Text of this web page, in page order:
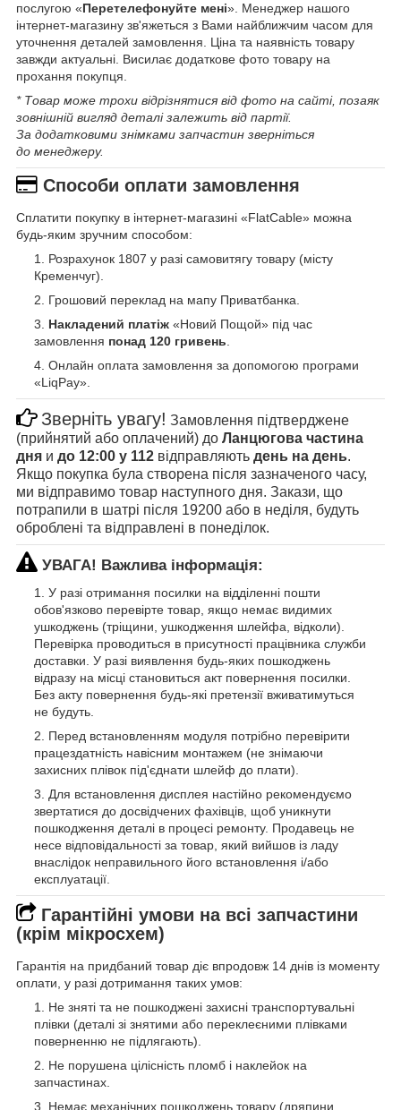
послугою «Перетелефонуйте мені». Менеджер нашого
інтернет-магазину зв'яжеться з Вами найближчим часом для
уточнення деталей замовлення. Ціна та наявність товару
завжди актуальні. Висилає додаткове фото товару на
прохання покупця.
* Товар може трохи відрізнятися від фото на сайті, позаяк
зовнішній вигляд деталі залежить від партії.
За додатковими знімками запчастин зверніться
до менеджеру.
Способи оплати замовлення
Сплатити покупку в інтернет-магазині «FlatCable» можна
будь-яким зручним способом:
Розрахунок 1807 у разі самовитягу товару (місту
Кременчуг).
Грошовий переклад на мапу Приватбанка.
Накладений платіж «Новий Пощой» під час
замовлення понад 120 гривень
Онлайн оплата замовлення за допомогою програми
«LiqPay».
Зверніть увагу! Замовлення підтверджене
(прийнятий або оплачений) до Ланцюгова частина
дня и до 12:00 у 112 відправляють день на день.
Якщо покупка була створена після зазначеного часу,
ми відправимо товар наступного дня. Закази, що
потрапили в шатрі після 19200 або в неділя, будуть
оброблені та відправлені в понеділок.
УВАГА! Важлива інформація:
У разі отримання посилки на відділенні пошти
обов'язково перевірте товар, якщо немає видимих
ушкоджень (тріщини, ушкодження шлейфа, відколи).
Перевірка проводиться в присутності працівника служби
доставки. У разі виявлення будь-яких пошкоджень
відразу на місці становиться акт повернення посилки.
Без акту повернення будь-які претензії вживатимуться
не будуть.
Перед встановленням модуля потрібно перевірити
працездатність навісним монтажем (не знімаючи
захисних плівок під'єднати шлейф до плати).
Для встановлення дисплея настійно рекомендуємо
звертатися до досвідчених фахівців, щоб уникнути
пошкодження деталі в процесі ремонту. Продавець не
несе відповідальності за товар, який вийшов із ладу
внаслідок неправильного його встановлення і/або
експлуатації.
Гарантійні умови на всі запчастини
(крім мікросхем)
Гарантія на придбаний товар діє впродовж 14 днів із моменту
оплати, у разі дотримання таких умов:
Не зняті та не пошкоджені захисні транспортувальні
плівки (деталі зі знятими або переклеєними плівками
поверненню не підлягають).
Не порушена цілісність пломб і наклейок на
запчастинах.
Немає механічних пошкоджень товару (дряпини,